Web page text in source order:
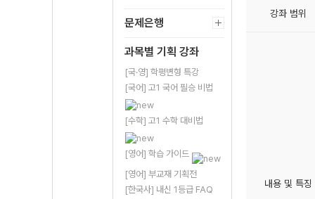
문제은행
과목별 기획 강좌
[국·영] 학평변형 특강
[국어] 고1 국어 필승 비법
[수학] 고1 수학 대비법
[영어] 학습 가이드
[영어] 부교재 기획전
[한국사] 내신 1등급 FAQ
강좌 범위
내용 및 특징